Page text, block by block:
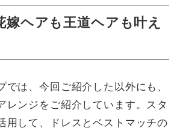
嫁ヘアも王道ヘアも叶え
では、今回ご紹介した以外にも、
レンジをご紹介しています。スタ
用して、ドレスとベストマッチの